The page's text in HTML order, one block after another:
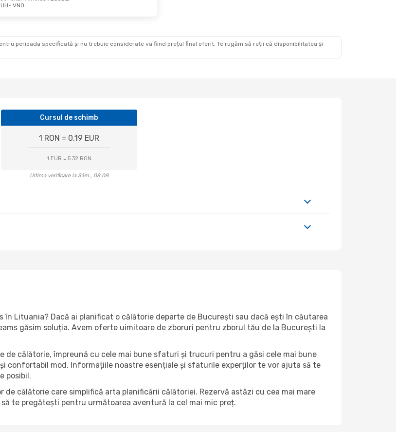
Oct.
VNO - BUH
- VNO
perioada specificată și nu trebuie considerate va fiind prețul final oferit. Te rugăm să reții că disponibilitatea și
Cursul de schimb
1 RON = 0.19 EUR
1 EUR = 5.32 RON
Ultima verificare la Sâm., 08.08
Lituania? Dacă ai planificat o călătorie departe de București sau dacă ești în căutarea
găsim soluția. Avem oferte uimitoare de zboruri pentru zborul tău de la București la
călătorie, împreună cu cele mai bune sfaturi și trucuri pentru a găsi cele mai bune
confortabil mod. Informațiile noastre esențiale și sfaturile experților te vor ajuta să te
posibil.
călătorie care simplifică arta planificării călătoriei. Rezervă astăzi cu cea mai mare
te pregătești pentru următoarea aventură la cel mai mic preț.